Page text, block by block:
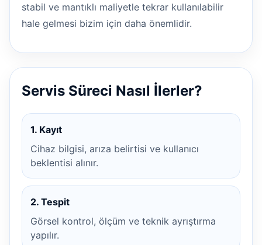
stabil ve mantıklı maliyetle tekrar kullanılabilir
hale gelmesi bizim için daha önemlidir.
Servis Süreci Nasıl İlerler?
1. Kayıt
Cihaz bilgisi, arıza belirtisi ve kullanıcı
beklentisi alınır.
2. Tespit
Görsel kontrol, ölçüm ve teknik ayrıştırma
yapılır.